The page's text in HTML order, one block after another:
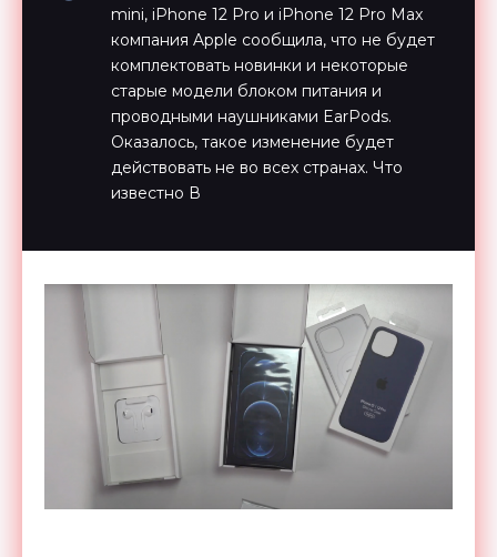
mini, iPhone 12 Pro и iPhone 12 Pro Max
компания Apple сообщила, что не будет
комплектовать новинки и некоторые
старые модели блоком питания и
проводными наушниками EarPods.
Оказалось, такое изменение будет
действовать не во всех странах. Что
известно В